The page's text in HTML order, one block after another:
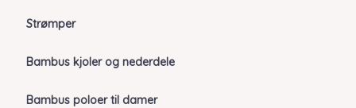
Strømper
Bambus kjoler og nederdele
Bambus poloer til damer